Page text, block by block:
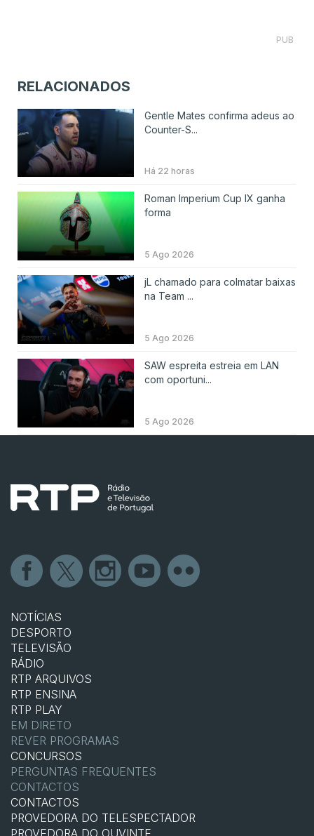
PUB
RELACIONADOS
Gentle Mates confirma adeus ao
Counter-S...
Há 22 horas
Roman Imperium Cup IX ganha
forma
5 Ago 2026
jL chamado para colmatar baixas
na Team ...
5 Ago 2026
SAW espreita estreia em LAN
com oportuni...
5 Ago 2026
NOTÍCIAS
DESPORTO
TELEVISÃO
RÁDIO
RTP ARQUIVOS
RTP ENSINA
RTP PLAY
EM DIRETO
REVER PROGRAMAS
CONCURSOS
PERGUNTAS FREQUENTES
CONTACTOS
CONTACTOS
PROVEDORA DO TELESPECTADOR
PROVEDORA DO OUVINTE